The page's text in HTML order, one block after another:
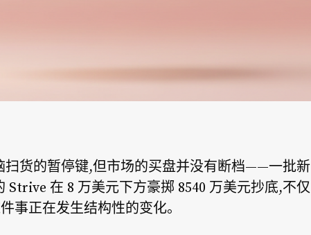
货的暂停键,但市场的买盘并没有断档——一批新
在 8 万美元下方豪掷 8540 万美元抄底,不仅
事正在发生结构性的变化。